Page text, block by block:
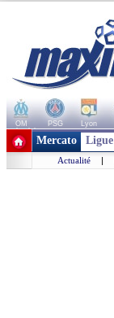
OM PSG Lyon
+ de clubs
Mercato
Actualité |